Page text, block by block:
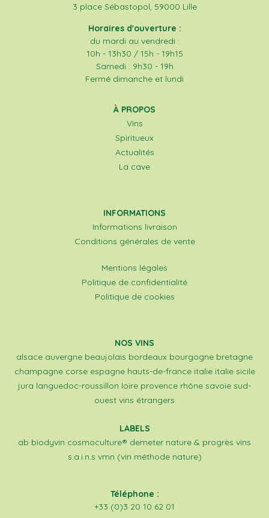
3 place Sébastopol, 59000 Lille
Horaires d'ouverture :
du mardi au vendredi :
10h - 13h30 / 15h - 19h15
Samedi : 9h30 - 19h
Fermé dimanche et lundi
À PROPOS
Vins
Spiritueux
Actualités
La cave
INFORMATIONS
Informations livraison
Conditions générales de vente
Mentions légales
Politique de confidentialité
Politique de cookies
NOS VINS
alsace auvergne beaujolais bordeaux bourgogne bretagne
champagne corse espagne hauts-de-france italie italie sicile
jura languedoc-roussillon loire provence rhône savoie sud-
ouest vins étrangers
LABELS
ab biodyvin cosmoculture® demeter nature & progrès vins
s.a.i.n.s vmn (vin méthode nature)
Téléphone :
+33 (0)3 20 10 62 01